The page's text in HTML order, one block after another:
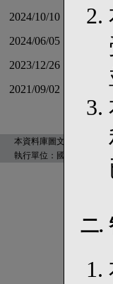
2024/10/10 【公告】
2024/06/05 【出刊】
2023/12/26 《資料更
2021/09/02 【出刊】
本資料庫圖文版權為國立臺
執行單位：國立臺灣大學
二.